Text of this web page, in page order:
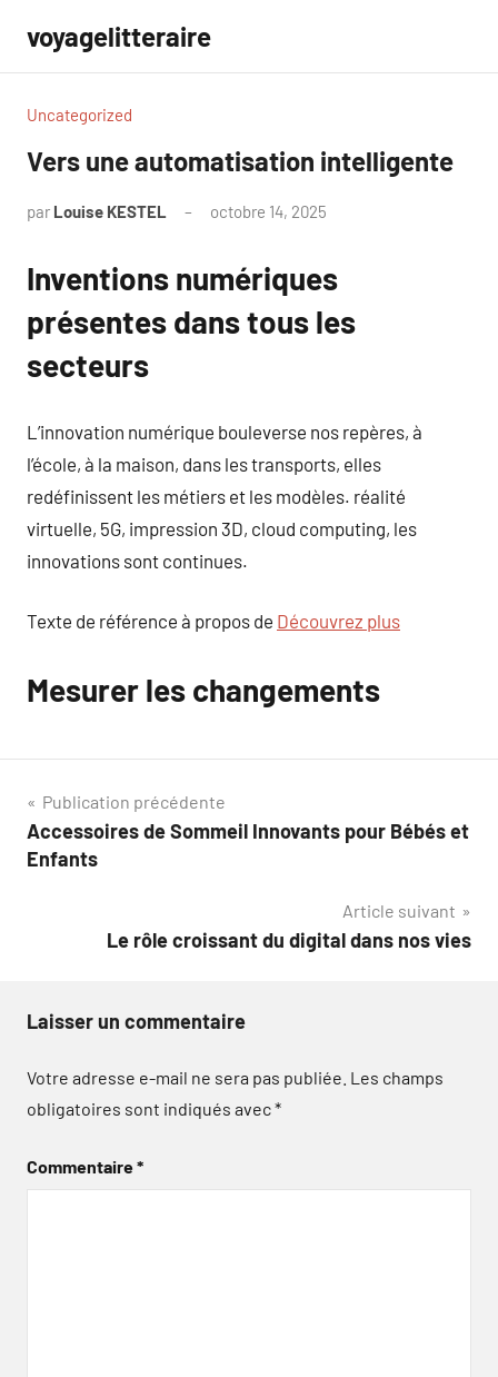
contenu
voyagelitteraire
Uncategorized
Vers une automatisation intelligente
par Louise KESTEL octobre 14, 2025
Inventions numériques
présentes dans tous les
secteurs
L’innovation numérique bouleverse nos repères, à
l’école, à la maison, dans les transports, elles
redéfinissent les métiers et les modèles. réalité
virtuelle, 5G, impression 3D, cloud computing, les
innovations sont continues.
Texte de référence à propos de Découvrez plus
Mesurer les changements
Navigation
de
Publication précédente
Accessoires de Sommeil Innovants pour Bébés et
Enfants
Article suivant
Le rôle croissant du digital dans nos vies
Laisser un commentaire
Votre adresse e-mail ne sera pas publiée. Les champs
obligatoires sont indiqués avec*
Commentaire*